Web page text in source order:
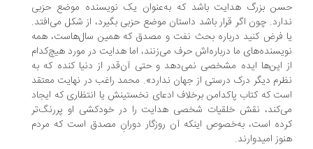
بزرگ هدایت باشد که به‌عنوان یک نویسنده موضع حزبی
چون اگر قرار باشد داستان موضع حزبی بگیرد، از شکل می‌افتد.
فرض کنید درباره بحث نفت و مصدق که همین سال‌هاست، همه
ما درباره‌اش حرف می‌زنند، اما هدایت در مورد هیچ‌کدام
این‌ها ایده مشخصی نمی‌دهد و حتی آن‌قدر از دنیا کنده که به
دیگر درک درستی از جهان ندارد». محمد راغب در نهایت معتقد
که کتاب پاکدامن برخلاف ادعای نخستینش یا انتظاری که ایجاد
نقش خلقیات شخصی هدایت را در خودکشی او پررنگ‌تر
است، به‌‌خصوص اینکه آن روزگار دورانِ مصدق است که مردم
امیدوارند.